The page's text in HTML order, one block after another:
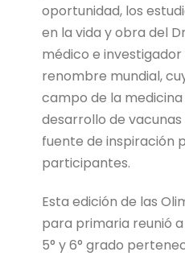
oportunidad, los
en la vida y obra del
médico e
renombre mundial,
campo de la
desarrollo de
fuente de inspiración
participantes.
Esta edición de las
para primaria reunió
5° y 6° grado